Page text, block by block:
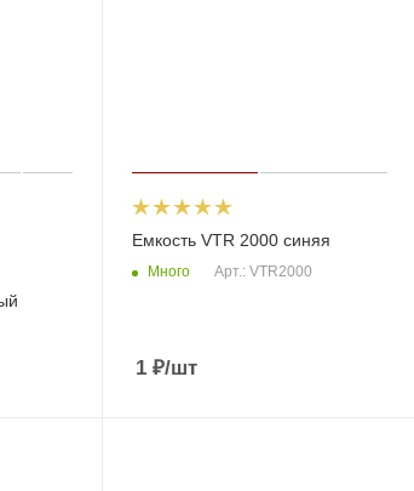
Емкость VTR 2000 синяя
Много Арт.: VTR2000
1₽/шт